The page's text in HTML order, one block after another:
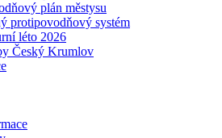
plán městysu
protipovodňový systém
léto 2026
Český Krumlov